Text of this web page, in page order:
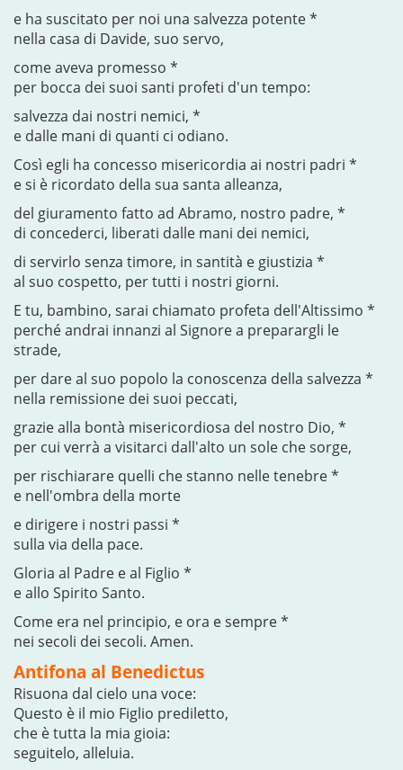
e ha suscitato per noi una salvezza potente *
nella casa di Davide, suo servo,
come aveva promesso *
per bocca dei suoi santi profeti d'un tempo:
salvezza dai nostri nemici, *
e dalle mani di quanti ci odiano.
Così egli ha concesso misericordia ai nostri padri *
e si è ricordato della sua santa alleanza,
del giuramento fatto ad Abramo, nostro padre, *
di concederci, liberati dalle mani dei nemici,
di servirlo senza timore, in santità e giustizia *
al suo cospetto, per tutti i nostri giorni.
E tu, bambino, sarai chiamato profeta dell'Altissimo *
perché andrai innanzi al Signore a preparargli le
strade,
per dare al suo popolo la conoscenza della salvezza *
nella remissione dei suoi peccati,
grazie alla bontà misericordiosa del nostro Dio, *
per cui verrà a visitarci dall'alto un sole che sorge,
per rischiarare quelli che stanno nelle tenebre *
e nell'ombra della morte
e dirigere i nostri passi *
sulla via della pace.
Gloria al Padre e al Figlio *
e allo Spirito Santo.
Come era nel principio, e ora e sempre *
nei secoli dei secoli. Amen.
Antifona al Benedictus
Risuona dal cielo una voce:
Questo è il mio Figlio prediletto,
che è tutta la mia gioia:
seguitelo, alleluia.